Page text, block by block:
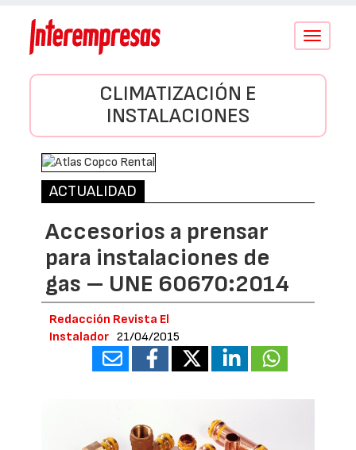
Conmutar
CLIMATIZACIÓN E
INSTALACIONES
ACTUALIDAD
Accesorios a prensar
para instalaciones de
gas – UNE 60670:2014
Redacción Revista El
Instalador 21/04/2015